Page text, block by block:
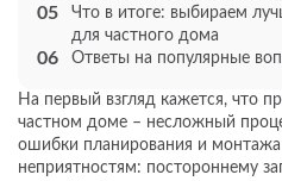
На первый взгляд кажется, что
частном доме – несложный
ошибки планирования и монтажа
неприятностям: постороннему
Что в итоге: выбираем
для частного дома
Ответы на популярные